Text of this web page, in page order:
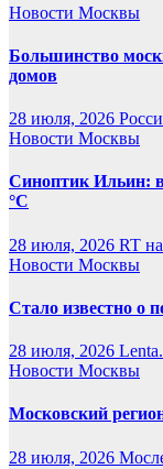
Новости Москвы
Большинство
домов
28 июля, 2026
Новости Москвы
Синоптик Ильин:
°C
28 июля, 2026 RT
Новости Москвы
Стало известно о
28 июля, 2026
Новости Москвы
Московский
28 июля, 2026